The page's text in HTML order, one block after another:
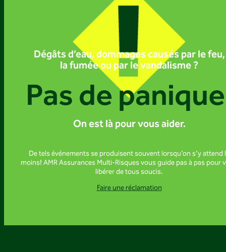
Dégâts d’eau, dommages causés par le feu,
la fumée ou par le vandalisme ?
Pas de
On est là pour vous aider.
De tels événements se produisent souvent lorsqu’on s’y attend
moins! AMR Assurances Multi-Risques vous guide pas à pas pour
libérer de tous soucis.
Faire une réclamation